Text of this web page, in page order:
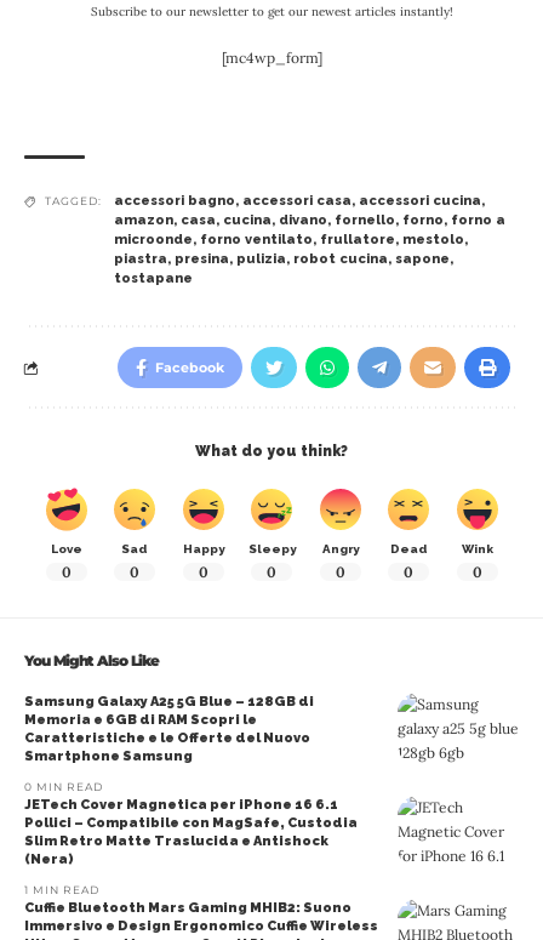
Subscribe to our newsletter to get our newest articles instantly!
[mc4wp_form]
TAGGED: accessori bagno, accessori casa, accessori cucina,
amazon, casa, cucina, divano, fornello, forno, forno a
microonde, forno ventilato, frullatore, mestolo,
piastra, presina, pulizia, robot cucina, sapone,
tostapane
Facebook
What do you think?
Love
0
Sad
0
Happy
0
Sleepy
0
Angry
0
Dead
0
Wink
0
You Might Also Like
Samsung Galaxy A25 5G Blue – 128GB di
Memoria e 6GB di RAM Scopri le
Caratteristiche e le Offerte del Nuovo
Smartphone Samsung
0 MIN READ
JETech Cover Magnetica per iPhone 16 6.1
Pollici – Compatibile con MagSafe, Custodia
Slim Retro Matte Traslucida e Antishock
(Nera)
1 MIN READ
Cuffie Bluetooth Mars Gaming MHIB2: Suono
Immersivo e Design Ergonomico Cuffie Wireless